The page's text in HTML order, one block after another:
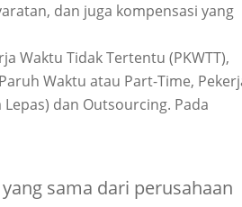
dan juga kompensasi yang
Waktu Tidak Tertentu (PKWTT),
Waktu atau Part-Time,
dan Outsourcing. Pada
sama dari perusahaan